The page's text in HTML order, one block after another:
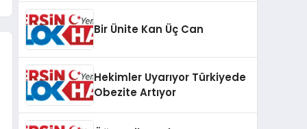
Bir Ünite Kan Üç Can
Hekimler Uyarıyor Türkiyede
Obezite Artıyor